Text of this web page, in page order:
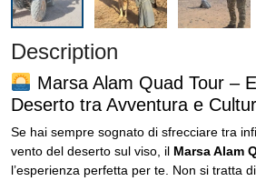
Description
Marsa Alam Quad Tour –
Deserto tra Avventura e
Se hai sempre sognato di sfrecciare tra
vento del deserto sul viso, il Marsa Alam
l’esperienza perfetta per te. Non si tratta